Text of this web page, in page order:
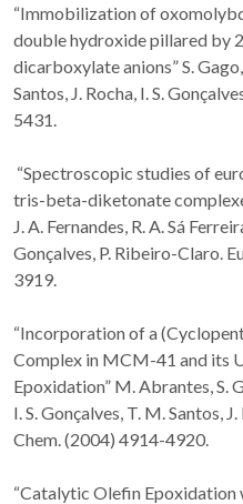
“Immobilization of
double hydroxide pillared by
dicarboxylate anions” S.
Santos, J. Rocha, I. S.
5431.
“Spectroscopic studies of
tris-beta-diketonate
J. A. Fernandes, R. A. Sá
Gonçalves, P. Ribeiro-Claro.
3919.
“Incorporation of a
Complex in MCM-41 and its
Epoxidation” M. Abrantes, S.
I. S. Gonçalves, T. M. Santos,
Chem. (2004) 4914-4920.
“Catalytic Olefin